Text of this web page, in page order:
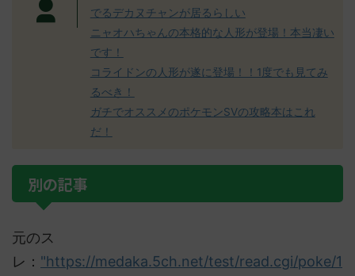
でるデカヌチャンが居るらしい
ニャオハちゃんの本格的な人形が登場！本当凄い
です！
コライドンの人形が遂に登場！！1度でも見てみ
るべき！
ガチでオススメのポケモンSVの攻略本はこれ
だ！
別の記事
元のス
レ： "https://medaka.5ch.net/test/read.cgi/poke/1